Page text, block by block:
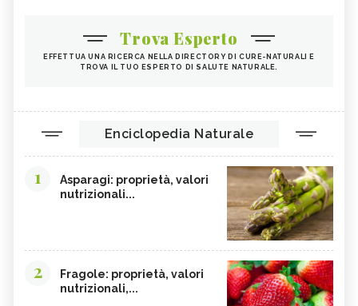
Trova Esperto
EFFETTUA UNA RICERCA NELLA DIRECTORY DI CURE-NATURALI E
TROVA IL TUO ESPERTO DI SALUTE NATURALE.
Enciclopedia Naturale
1
Asparagi: proprietà, valori
nutrizionali...
2
Fragole: proprietà, valori
nutrizionali,...